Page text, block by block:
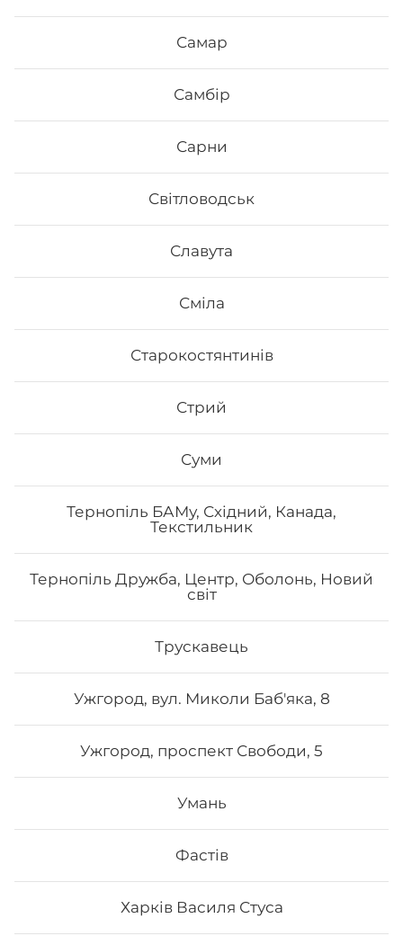
Самар
Самбір
Сарни
Світловодськ
Славута
Сміла
Старокостянтинів
Стрий
Суми
Тернопіль БАМу, Східний, Канада,
Текстильник
Тернопіль Дружба, Центр, Оболонь, Новий
світ
Трускавець
Ужгород, вул. Миколи Баб'яка, 8
Ужгород, проспект Свободи, 5
Умань
Фастів
Харків Василя Стуса
полюбляють практично всі люди, незалежно від віку,
статі та положення в суспільстві.
використовуються рис та риба. Додавання інших
інгредієнтів та правильне приготування робить страву
неймовірно смачною.
2. Це корисно. В склад морських продуктів входить
багато корисних елементів та вітамінів, які необхідні
для організму людини.
допоможуть втамувати голод.
В суші меню в Osama sushi представлені
різноманітні страви, які готуються як з морських,
Боярці можливо з безкоштовною доставкою, якщо